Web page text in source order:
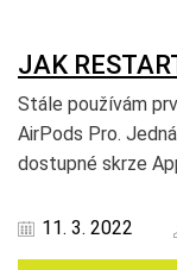
JAK
Stále používám
AirPods Pro.
dostupné skrze
11. 3. 2022